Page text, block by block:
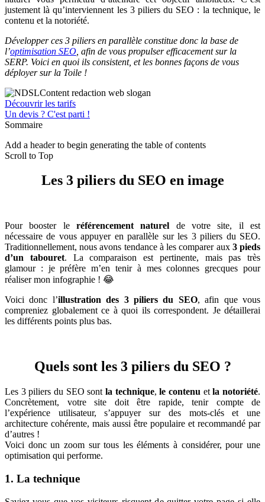
justement là qu’interviennent les 3 piliers du SEO : la technique, le
contenu et la notoriété.
Développer ces 3 piliers en parallèle constitue donc la base de
l’optimisation SEO , afin de vous propulser efficacement sur la
SERP. Voici en quoi ils consistent, et les bonnes façons de vous
déployer sur la Toile !
Découvrir les tarifs
Un devis ? C'est parti !
Sommaire
Add a header to begin generating the table of contents
Scroll to Top
Les 3 piliers du SEO en image
Pour booster le référencement naturel de votre site, il est
nécessaire de vous appuyer en parallèle sur les 3 piliers du SEO.
Traditionnellement, nous avons tendance à les comparer aux 3 pieds
d’un tabouret. La comparaison est pertinente, mais pas très
glamour : je préfère m’en tenir à mes colonnes grecques pour
réaliser mon infographie ! 😂
Voici donc l’illustration des 3 piliers du SEO, afin que vous
compreniez globalement ce à quoi ils correspondent. Je détaillerai
les différents points plus bas.
Quels sont les 3 piliers du SEO ?
Les 3 piliers du SEO sont la technique,le contenu etla notoriété.
Concrètement, votre site doit être rapide, tenir compte de
l’expérience utilisateur, s’appuyer sur des mots-clés et une
architecture cohérente, mais aussi être populaire et recommandé par
d’autres !
Voici donc un zoom sur tous les éléments à considérer, pour une
optimisation qui performe.
1. La technique